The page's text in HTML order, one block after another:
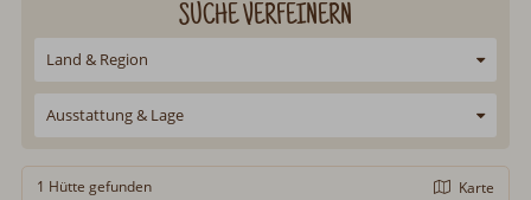
SUCHE VERFEINERN
Land & Region
Ausstattung & Lage
1 Hütte gefunden
Karte